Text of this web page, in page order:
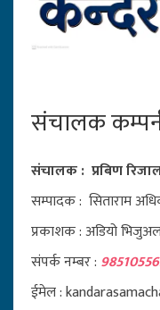
संचालक
संचालक : प्रबिण
सम्पादक : सिताराम
प्रकाशक : अडियो भिजुअल
संपर्क नम्बर :
ईमेल :